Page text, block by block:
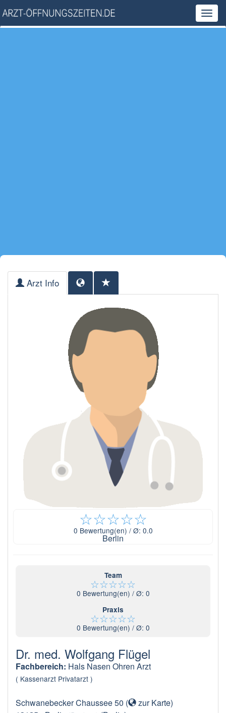
Arzt Info
☆☆☆☆☆
0 Bewertung(en) / Ø: 0.0
Berlin
Team
☆☆☆☆☆
0 Bewertung(en) / Ø: 0
Praxis
☆☆☆☆☆
0 Bewertung(en) / Ø: 0
Dr. med. Wolfgang Flügel
Fachbereich: Hals Nasen Ohren Arzt
( Kassenarzt Privatarzt )
Schwanebecker Chaussee 50 ( zur Karte)